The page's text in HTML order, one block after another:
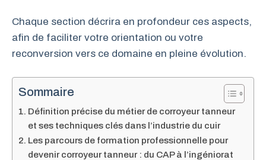
Chaque section décrira en profondeur ces aspects,
afin de faciliter votre orientation ou votre
reconversion vers ce domaine en pleine évolution.
Sommaire
Définition précise du métier de corroyeur tanneur
et ses techniques clés dans l’industrie du cuir
Les parcours de formation professionnelle pour
devenir corroyeur tanneur : du CAP à l’ingéniorat